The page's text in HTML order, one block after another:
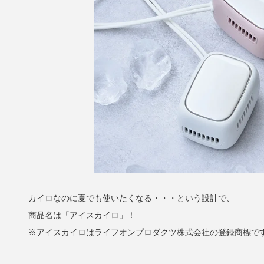
カイロなのに夏でも使いたくなる・・・という設計で、
商品名は「アイスカイロ」！
※アイスカイロはライフオンプロダクツ株式会社の登録商標で